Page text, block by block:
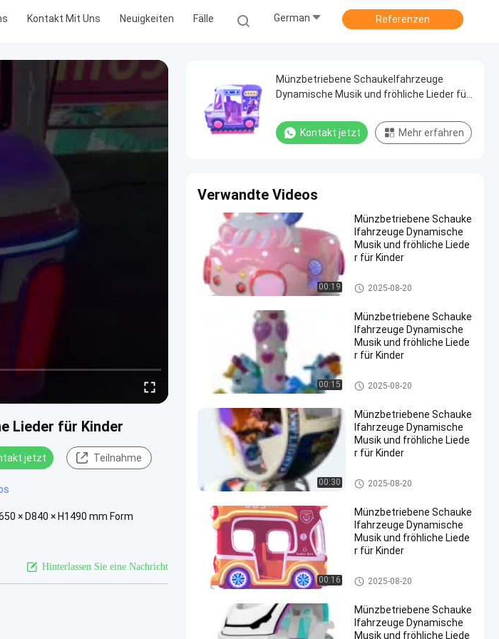
Kontakt Mit Uns Neuigkeiten Fälle German Referenzen
Lieder für Kinder
jetzt Teilnahme
× D840 × H1490 mm Form
Hinterlassen Sie eine Nachricht
Münzbetriebene Schaukelfahrzeuge
Dynamische Musik und fröhliche Lieder für
Kontakt jetzt Mehr erfahren
Verwandte Videos
00:19
Münzbetriebene Schauke
lfahrzeuge Dynamische
Musik und fröhliche Liede
r für Kinder
Rocking Kinder Reiten
2025-08-20
00:15
Münzbetriebene Schauke
lfahrzeuge Dynamische
Musik und fröhliche Liede
r für Kinder
Rocking Kinder Reiten
2025-08-20
00:30
Münzbetriebene Schauke
lfahrzeuge Dynamische
Musik und fröhliche Liede
r für Kinder
Rocking Kinder Reiten
2025-08-20
00:16
Münzbetriebene Schauke
lfahrzeuge Dynamische
Musik und fröhliche Liede
r für Kinder
Rocking Kinder Reiten
2025-08-20
Münzbetriebene Schauke
lfahrzeuge Dynamische
Musik und fröhliche Liede